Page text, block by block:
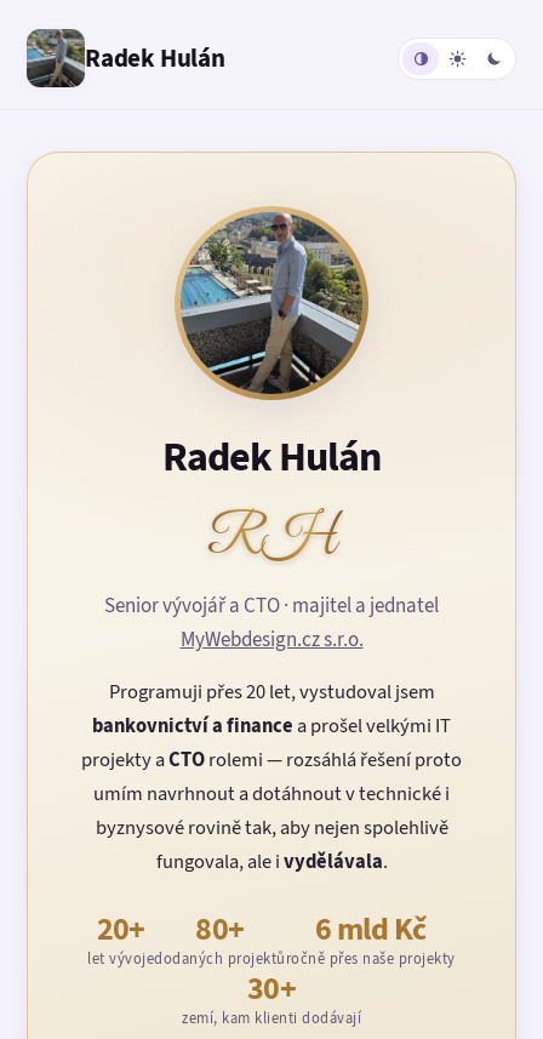
Radek Hulán
Radek Hulán
RH
Senior vývojář a CTO · majitel a jednatel
MyWebdesign.cz s.r.o.
Programuji přes 20 let, vystudoval jsem
bankovnictví a finance a prošel velkými IT
projekty aCTOrolemi — rozsáhlá řešení proto
umím navrhnout a dotáhnout v technické i
byznysové rovině tak, aby nejen spolehlivě
fungovala, ale ivydělávala.
20+
let vývoje
80+
dodaných projektů
6 mld Kč
ročně přes naše projekty
30+
zemí, kam klienti dodávají